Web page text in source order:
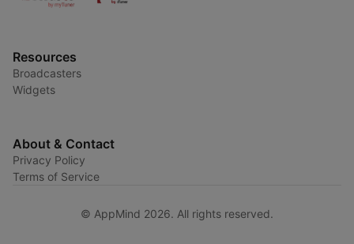
Resources
Broadcasters
Widgets
About & Contact
Privacy Policy
Terms of Service
© AppMind 2026. All rights reserved.